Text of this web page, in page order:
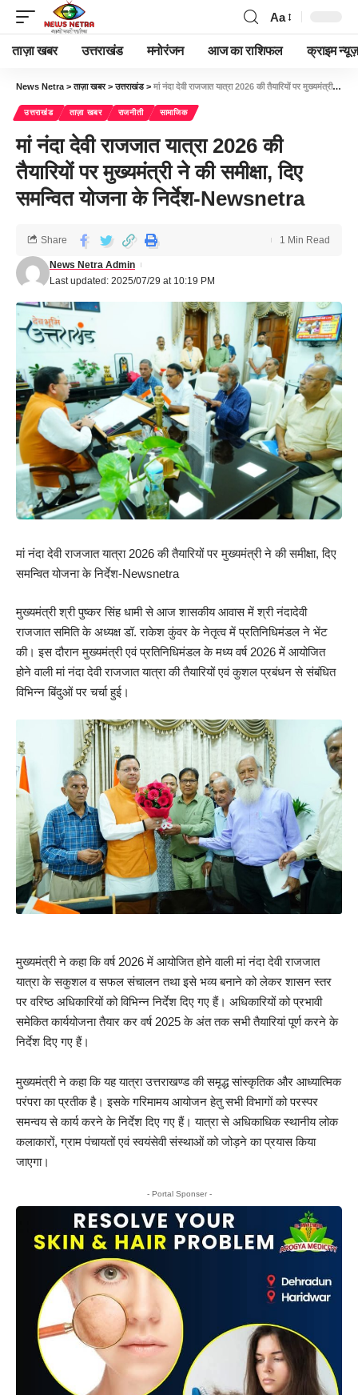
Aa
ताज़ा खबर उत्तराखंड मनोरंजन आज का राशिफल क्राइम न्यूज़
News Netra >ताज़ा खबर>उत्तराखंड> मां नंदा देवी राजजात यात्रा 2026 की तैयारियों पर मुख्यमंत्री ने की समीक्षा, दिए समन्वित योजना के निर्देश-Newsnetra
उत्तराखंड ताज़ा खबर राजनीती सामाजिक
मां नंदा देवी राजजात यात्रा 2026 की
तैयारियों पर मुख्यमंत्री ने की समीक्षा, दिए
समन्वित योजना के निर्देश-Newsnetra
Last updated: 2025/07/29 at 10:19 PM
News Netra Admin
Share 1 Min Read
मां नंदा देवी राजजात यात्रा 2026 की तैयारियों पर मुख्यमंत्री ने की समीक्षा, दिए
समन्वित योजना के निर्देश-Newsnetra
मुख्यमंत्री श्री पुष्कर सिंह धामी से आज शासकीय आवास में श्री नंदादेवी
राजजात समिति के अध्यक्ष डॉ. राकेश कुंवर के नेतृत्व में प्रतिनिधिमंडल ने भेंट
की। इस दौरान मुख्यमंत्री एवं प्रतिनिधिमंडल के मध्य वर्ष 2026 में आयोजित
होने वाली मां नंदा देवी राजजात यात्रा की तैयारियों एवं कुशल प्रबंधन से संबंधित
विभिन्न बिंदुओं पर चर्चा हुई।
मुख्यमंत्री ने कहा कि वर्ष 2026 में आयोजित होने वाली मां नंदा देवी राजजात
यात्रा के सकुशल व सफल संचालन तथा इसे भव्य बनाने को लेकर शासन स्तर
पर वरिष्ठ अधिकारियों को विभिन्न निर्देश दिए गए हैं। अधिकारियों को प्रभावी
समेकित कार्ययोजना तैयार कर वर्ष 2025 के अंत तक सभी तैयारियां पूर्ण करने के
निर्देश दिए गए हैं।
मुख्यमंत्री ने कहा कि यह यात्रा उत्तराखण्ड की समृद्ध सांस्कृतिक और आध्यात्मिक
परंपरा का प्रतीक है। इसके गरिमामय आयोजन हेतु सभी विभागों को परस्पर
समन्वय से कार्य करने के निर्देश दिए गए हैं। यात्रा से अधिकाधिक स्थानीय लोक
कलाकारों, ग्राम पंचायतों एवं स्वयंसेवी संस्थाओं को जोड़ने का प्रयास किया
जाएगा।
- Portal Sponser -